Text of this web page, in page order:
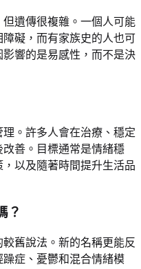
遺傳很複雜。一個人可能
礙，而有家族史的人也可
響的是易感性，而不是決
。許多人會在治療、穩定
善。目標通常是情緒穩
以及隨著時間提升生活品
？
舊說法。新的名稱更能反
症、憂鬱和混合情緒模